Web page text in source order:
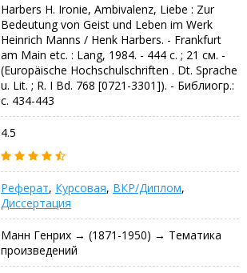
Harbers H. Ironie, Ambivalenz, Liebe : Zur
Bedeutung von Geist und Leben im Werk
Heinrich Manns / Henk Harbers. - Frankfurt
am Main etc. : Lang, 1984. - 444 с. ; 21 см. -
(Europäische Hochschulschriften . Dt. Sprache
u. Lit. ; R. I Bd. 768 [0721-3301]). - Библиогр.:
с. 434-443
4.5
Реферат, Курсовая, ВКР/Диплом,
Диссертация
Манн Генрих → (1871-1950) → Тематика
произведений